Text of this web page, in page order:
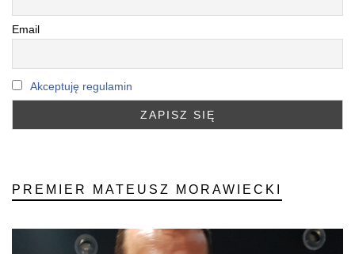
Email
Akceptuję regulamin
PREMIER MATEUSZ MORAWIECKI